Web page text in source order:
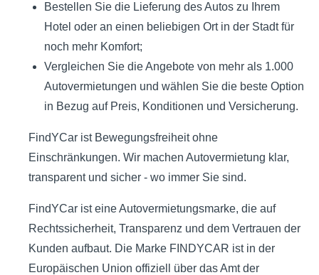
Bestellen Sie die Lieferung des Autos zu Ihrem
Hotel oder an einen beliebigen Ort in der Stadt für
noch mehr Komfort;
Vergleichen Sie die Angebote von mehr als 1.000
Autovermietungen und wählen Sie die beste Option
in Bezug auf Preis, Konditionen und Versicherung.
FindYCar ist Bewegungsfreiheit ohne
Einschränkungen. Wir machen Autovermietung klar,
transparent und sicher - wo immer Sie sind.
FindYCar ist eine Autovermietungsmarke, die auf
Rechtssicherheit, Transparenz und dem Vertrauen der
Kunden aufbaut. Die Marke FINDYCAR ist in der
Europäischen Union offiziell über das Amt der